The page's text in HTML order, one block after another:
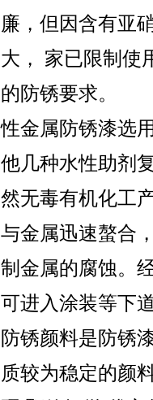
廉，但因含有亚
大， 家已限制使
的防锈要求。
性金属防锈漆选
他几种水性助剂
然无毒有机化工
与金属迅速螯合
制金属的腐蚀。
可进入涂装等下
防锈颜料是防锈
质较为稳定的颜